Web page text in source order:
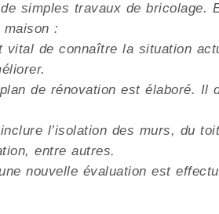
simples travaux de bricolage.
:
de connaître la situation
de rénovation est élaboré.
l’isolation des murs, du
entre autres.
nouvelle évaluation est